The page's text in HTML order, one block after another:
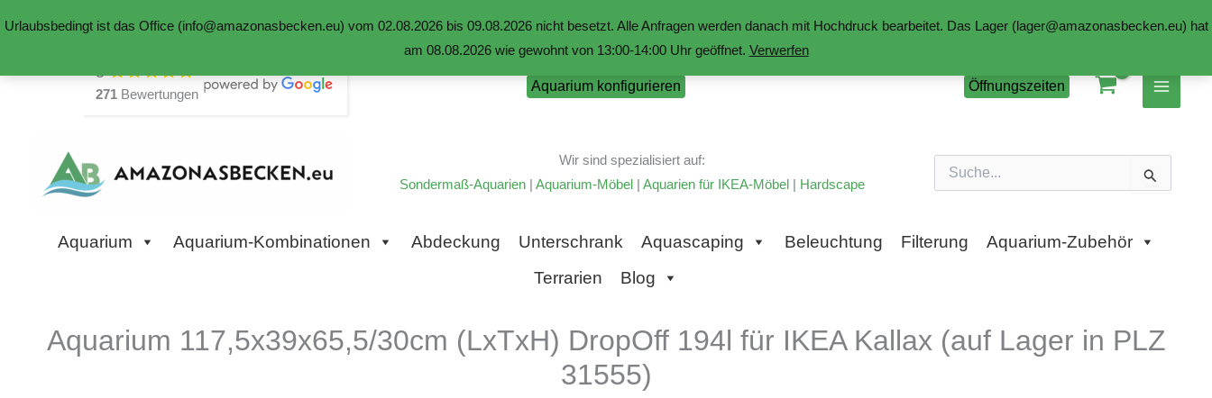
Urlaubsbedingt ist das Office (info@amazonasbecken.eu) vom 02.08.2026 bis 09.08.2026 nicht besetzt. Alle Anfragen werden danach mit Hochdruck bearbeitet. Das Lager (lager@amazonasbecken.eu) hat
am 08.08.2026 wie gewohnt von 13:00-14:00 Uhr geöffnet. Verwerfen
5
271 Bewertungen
Aquarium konfigurieren Öffnungszeiten
Wir sind spezialisiert auf:
Sondermaß-Aquarien | Aquarium-Möbel | Aquarien für IKEA-Möbel | Hardscape
nach:
Aquarium Aquarium-Kombinationen Abdeckung Unterschrank Aquascaping Beleuchtung Filterung
Aquarium-Zubehör
Terrarien
Blog
Aquarium 117,5x39x65,5/30cm (LxTxH) DropOff 194l für IKEA Kallax (auf Lager in PLZ
31555)